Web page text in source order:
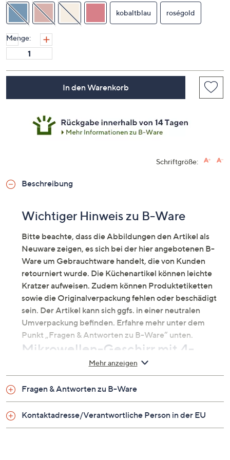
kobaltblau roségold
Menge:
In den Warenkorb
Schriftgröße:
Beschreibung
Wichtiger Hinweis zu B-Ware
Bitte beachte, dass die Abbildungen den Artikel als
Neuware zeigen, es sich bei der hier angebotenen B-
Ware um Gebrauchtware handelt, die von Kunden
retourniert wurde. Die Küchenartikel können leichte
Kratzer aufweisen. Zudem können Produktetiketten
sowie die Originalverpackung fehlen oder beschädigt
sein. Der Artikel kann sich ggfs. in einer neutralen
Umverpackung befinden. Erfahre mehr unter dem
Punkt „Fragen & Antworten zu B-Ware“ unten.
Mikrowellen-Geschirr mit 4-
fach-Verschlussdeckel
können die Haltbarkeit frischer Lebensmittel
verlängern und sind außerdem dafür geeignet, Speisen
in der Mikrowelle wieder aufzuwärmen. Auch für die
Spülmaschine und den Gefrierschrank sind sie
Mehr anzeigen
Fragen & Antworten zu B-Ware
Kontaktadresse/Verantwortliche Person in der EU